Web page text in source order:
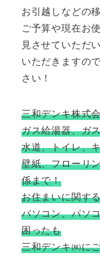
お引越しなどの
ご予算や現在お
見させていただ
いただきますの
さい！
三和デンキ株式
ガス給湯器、ガ
水道、トイレ、
壁紙、フローリ
係まで！
お住まいに関す
パソコン、パソ
困ったも
三和デンキ㈱に